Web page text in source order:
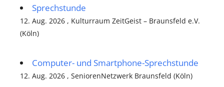
Sprechstunde
12. Aug. 2026 , Kulturraum ZeitGeist – Braunsfeld e.V.
(Köln)
Computer- und Smartphone-Sprechstunde
12. Aug. 2026 , SeniorenNetzwerk Braunsfeld (Köln)